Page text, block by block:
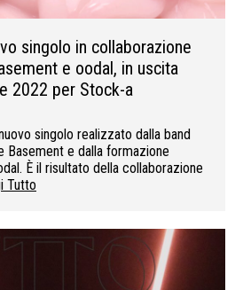
singolo in collaborazione
e oodal, in uscita
2022 per Stock-a
singolo realizzato dalla band
Basement e dalla formazione
È il risultato della collaborazione
Tutto